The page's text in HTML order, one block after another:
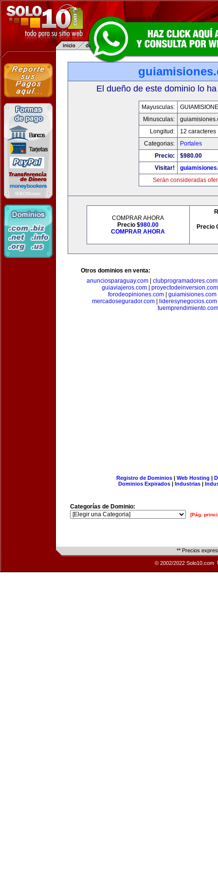
El dueño de este dominio lo
Mayusculas:
Minusculas:
Longitud:
12 caracteres
Categorias:
Portales
Precio:
$980.00
Visitar!
Serán consideradas
COMPRAR AHORA
Precio $980.00
COMPRAR AHORA
Precio
Otros dominios en venta:
anunciosparaguay.com
clubprogramadores.com
guiaviajeros.com| proyectodeinversion.com
forodeopiniones.com
guiamisiones.com
mercadosegurador.com
lideresynegocios.com
tuemprendimiento.com
Registro de Dominios| Web Hosting |
Dominios Expirados | Industrias |
Categorías de Dominio:
[Pág.
** Precios
© 2002/2022 Solo10.com